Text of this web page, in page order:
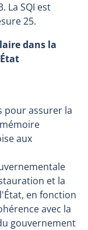
La SQI est
25.
dans la
pour assurer la
aux
et la
en fonction
avec la
gouvernement